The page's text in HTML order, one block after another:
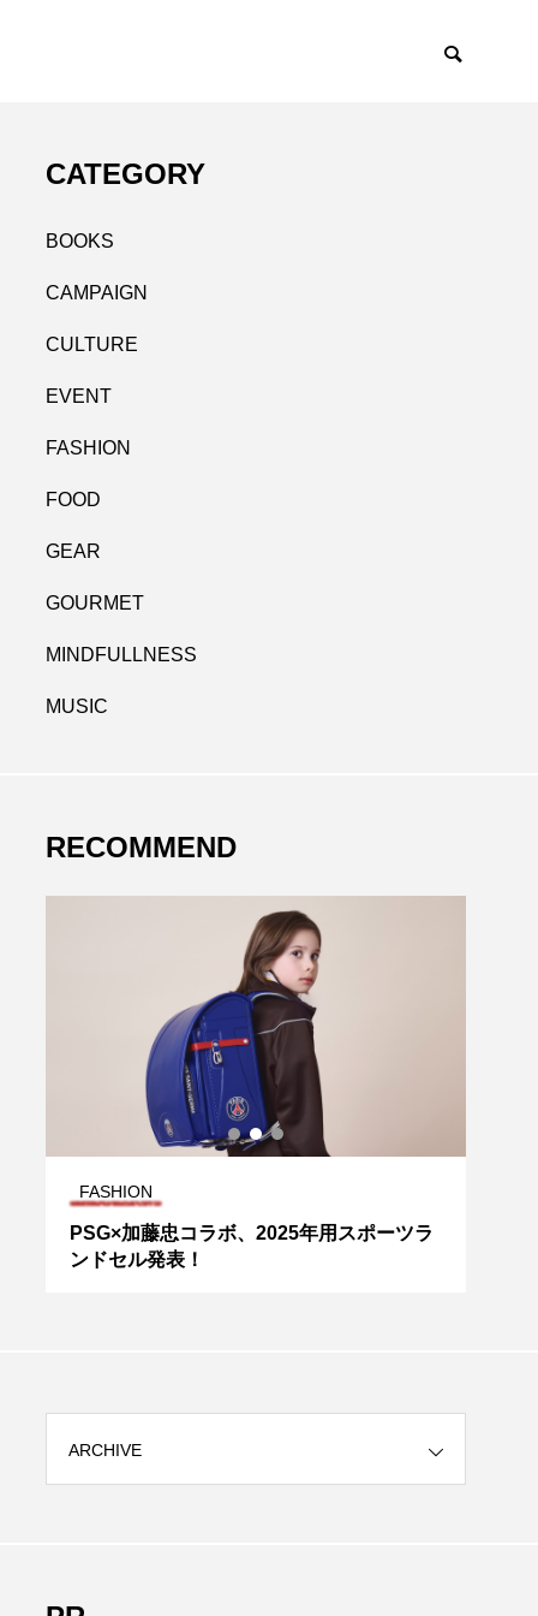
CATEGORY
BOOKS
CAMPAIGN
CULTURE
EVENT
FASHION
FOOD
GEAR
GOURMET
MINDFULLNESS
MUSIC
RECOMMEND
FASHION
PSG×加藤忠コラボ、2025年用スポーツラ
ンドセル発表！
ARCHIVE